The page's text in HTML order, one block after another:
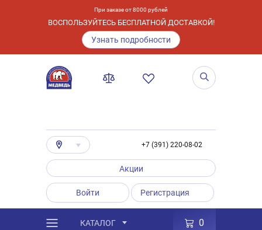
При заказе от 8000 рублей
ВОСПОЛЬЗУЙТЕСЬ БЕСПЛАТНОЙ ДОСТАВКОЙ!
Узнать подробности
+7 (391) 220-08-02
Акции
Войти Регистрация
КАТАЛОГ 0
Каталог / Товары
Аккумуляторы